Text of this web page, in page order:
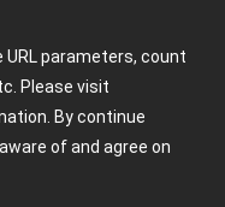
parameters, count
Please visit
By continue
of and agree on